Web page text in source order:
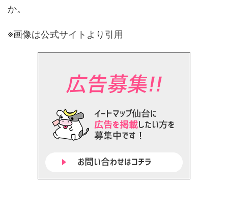
か。
※画像は公式サイトより引用